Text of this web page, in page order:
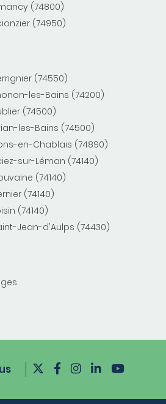
(74800)
(74950)
(74550)
les-Bains (74200)
(74500)
les-Bains (74500)
en-Chablais (74890)
sur-Léman (74140)
(74140)
(74140)
(74140)
Jean-d'Aulps (74430)